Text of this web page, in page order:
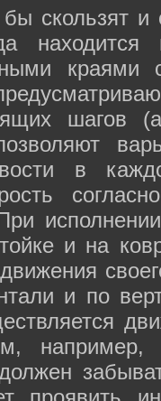
скользят
краями
шагов
в
и на
и по
например,